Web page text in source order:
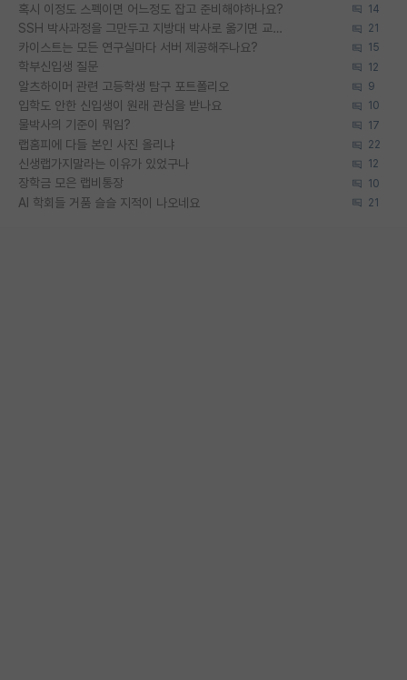
혹시 이정도 스펙이면 어느정도 잡고 준비해야하나요? 14
SSH 박사과정을 그만두고 지방대 박사로 옮기면 교수의 꿈은 끝일까요? 21
카이스트는 모든 연구실마다 서버 제공해주나요? 15
학부신입생 질문 12
알츠하이머 관련 고등학생 탐구 포트폴리오 9
입학도 안한 신입생이 원래 관심을 받나요 10
물박사의 기준이 뭐임? 17
랩홈피에 다들 본인 사진 올리냐 22
신생랩가지말라는 이유가 있었구나 12
장학금 모은 랩비통장 10
AI 학회들 거품 슬슬 지적이 나오네요 21